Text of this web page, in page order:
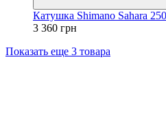
Катушка Shimano Sahara
3 360 грн
Показать еще 3 товара